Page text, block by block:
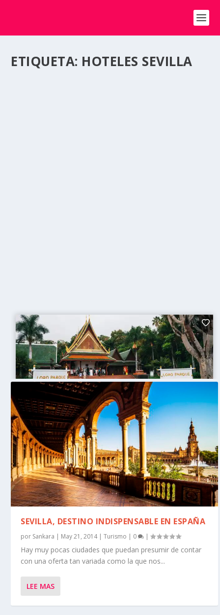
ETIQUETA: HOTELES SEVILLA
SEVILLA, DESTINO INDISPENSABLE EN ESPAÑA
por Sankara | May 21, 2014|Turismo | 0 |
Hay muy pocas ciudades que puedan presumir de contar
con una oferta tan variada como la que nos...
LEE MAS